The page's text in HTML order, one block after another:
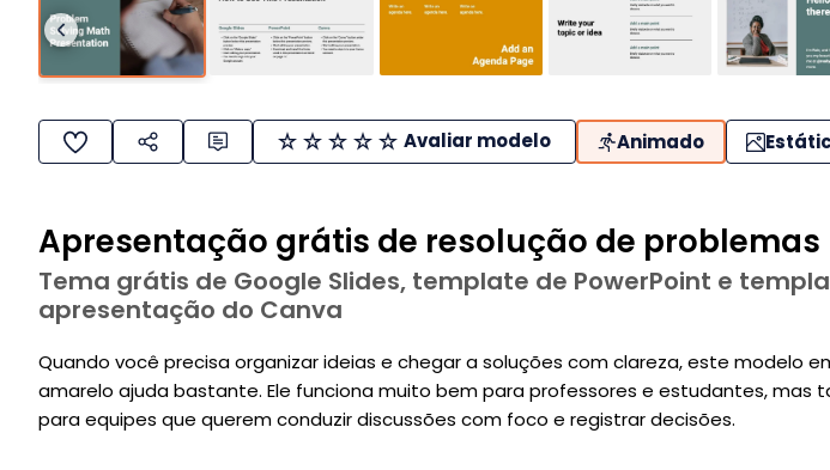
Avaliar modelo Animado
Apresentação grátis de resolução de problemas
Tema grátis de Google Slides, template de PowerPoint e
apresentação do Canva
Quando você precisa organizar ideias e chegar a soluções com clareza, este modelo
amarelo ajuda bastante. Ele funciona muito bem para professores e estudantes, mas
para equipes que querem conduzir discussões com foco e registrar decisões.